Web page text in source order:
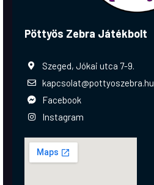
Pöttyös Zebra Játékbolt
Szeged, Jókai utca 7-9.
kapcsolat@pottyoszebra.hu
Facebook
Instagram